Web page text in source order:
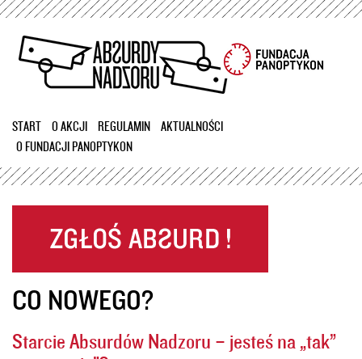
Przejdź
treści
START O AKCJI REGULAMIN
AKTUALNOŚCI
O FUNDACJI PANOPTYKON
CO NOWEGO?
Starcie Absurdów Nadzoru – jesteś na „tak”